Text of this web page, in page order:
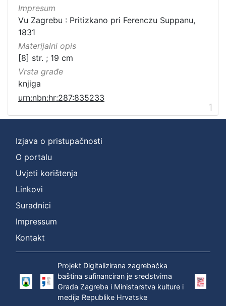
Impresum
Vu Zagrebu : Pritizkano pri Ferenczu Suppanu,
1831
Materijalni opis
[8] str. ; 19 cm
Vrsta građe
knjiga
urn:nbn:hr:287:835233
1
Izjava o pristupačnosti
O portalu
Uvjeti korištenja
Linkovi
Suradnici
Impressum
Kontakt
Projekt Digitalizirana zagrebačka
baština sufinanciran je sredstvima
Grada Zagreba i Ministarstva kulture i
medija Republike Hrvatske